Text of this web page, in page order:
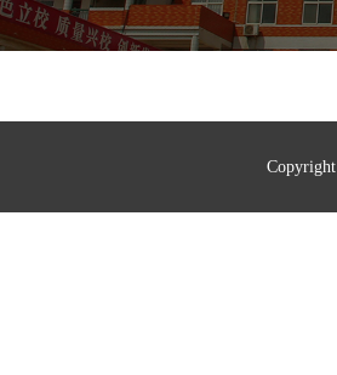
Copyright